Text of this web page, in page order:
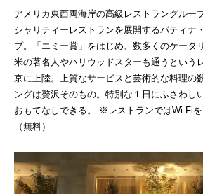
アメリカ東西両海岸の高級レストラングルー
シャリティーレストランを展開するパティナ
プ。「エミー賞」をはじめ、数多くのケータ
米の著名人やハリウッドスターも通うという
京に上陸。上質なサービスと芸術的な料理の
ングは贅沢そのもの。特別な１日にふさわし
おもてなしできる。 ※レストランではWi-Fi
（無料）